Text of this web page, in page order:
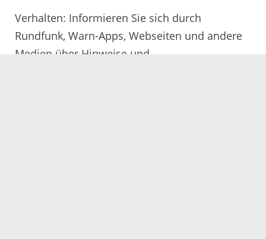
Verhalten: Informieren Sie sich durch
Rundfunk, Warn-Apps, Webseiten und andere
Medien über Hinweise und